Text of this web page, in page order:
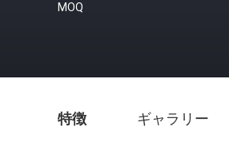
MOQ
特徴 ギャラリー